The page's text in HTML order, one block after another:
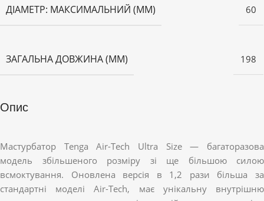
ДІАМЕТР: МАКСИМАЛЬНИЙ (ММ) 60
ЗАГАЛЬНА ДОВЖИНА (ММ) 198
Опис
Мастурбатор Tenga Air-Tech Ultra Size — багаторазова
модель збільшеного розміру зі ще більшою силою
всмоктування. Оновлена версія в 1,2 рази більша за
стандартні моделі Air-Tech, має унікальну внутрішню